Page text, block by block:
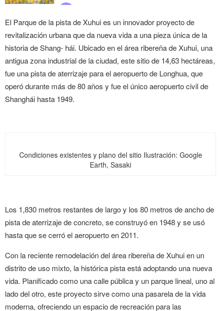
CONSEJO HONORÍFICO
El Parque de la pista de Xuhui es un innovador proyecto de
revitalización urbana que da nueva vida a una pieza única de la
historia de Shang- hái. Ubicado en el área ribereña de Xuhui, una
antigua zona industrial de la ciudad, este sitio de 14,63 hectáreas,
fue una pista de aterrizaje para el aeropuerto de Longhua, que
operó durante más de 80 años y fue el único aeropuerto civil de
Shanghái hasta 1949.
Condiciones existentes y plano del sitio Ilustración: Google
Earth, Sasaki
Los 1,830 metros restantes de largo y los 80 metros de ancho de
pista de aterrizaje de concreto, se construyó en 1948 y se usó
hasta que se cerró el aeropuerto en 2011.
Con la reciente remodelación del área ribereña de Xuhui en un
distrito de uso mixto, la histórica pista está adoptando una nueva
vida. Planificado como una calle pública y un parque lineal, uno al
lado del otro, este proyecto sirve como una pasarela de la vida
moderna, ofreciendo un espacio de recreación para las